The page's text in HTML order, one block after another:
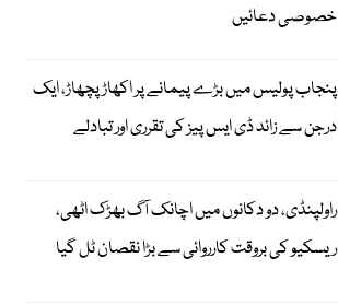
خصوصی دعائیں
پنجاب پولیس میں بڑے پیمانے پر اکھاڑ پچھاڑ، ایک
درجن سے زائد ڈی ایس پیز کی تقرری اور تبادلے
راولپنڈی، دو دکانوں میں اچانک آگ بھڑک اٹھی،
ریسکیو کی بروقت کارروائی سے بڑا نقصان ٹل گیا